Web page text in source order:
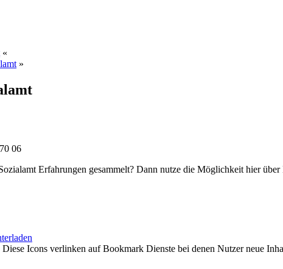
«
»
06
Erfahrungen gesammelt? Dann nutze die Möglichkeit hier
Diese Icons verlinken auf Bookmark Dienste bei denen Nutzer neue